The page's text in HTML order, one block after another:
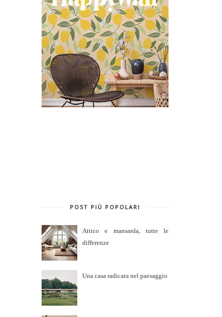
POST PIÙ POPOLARI
Attico e mansarda, tutte le
differenze
Una casa radicata nel paesaggio